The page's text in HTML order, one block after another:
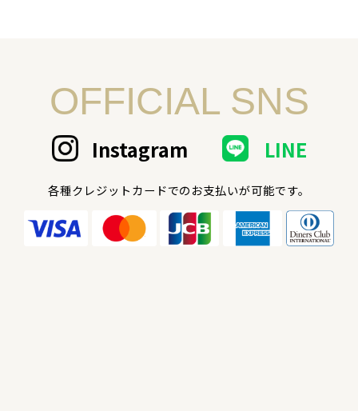
OFFICIAL SNS
Instagram LINE
各種クレジットカードでのお支払いが可能です。